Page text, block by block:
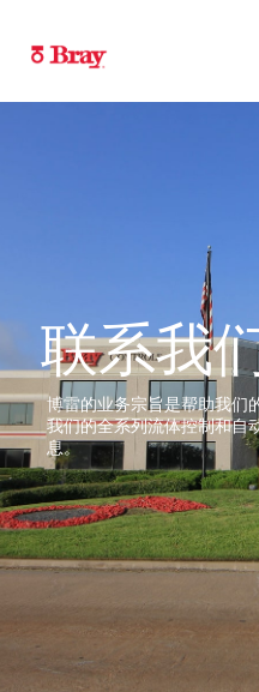
联系我
博雷的业务宗旨是帮助我们
我们的全系列流体控制和自
息。